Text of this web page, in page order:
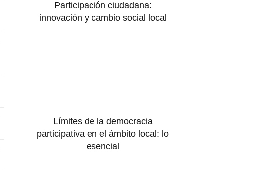
Participación ciudadana:
innovación y cambio social local
Límites de la democracia
participativa en el ámbito local: lo
esencial